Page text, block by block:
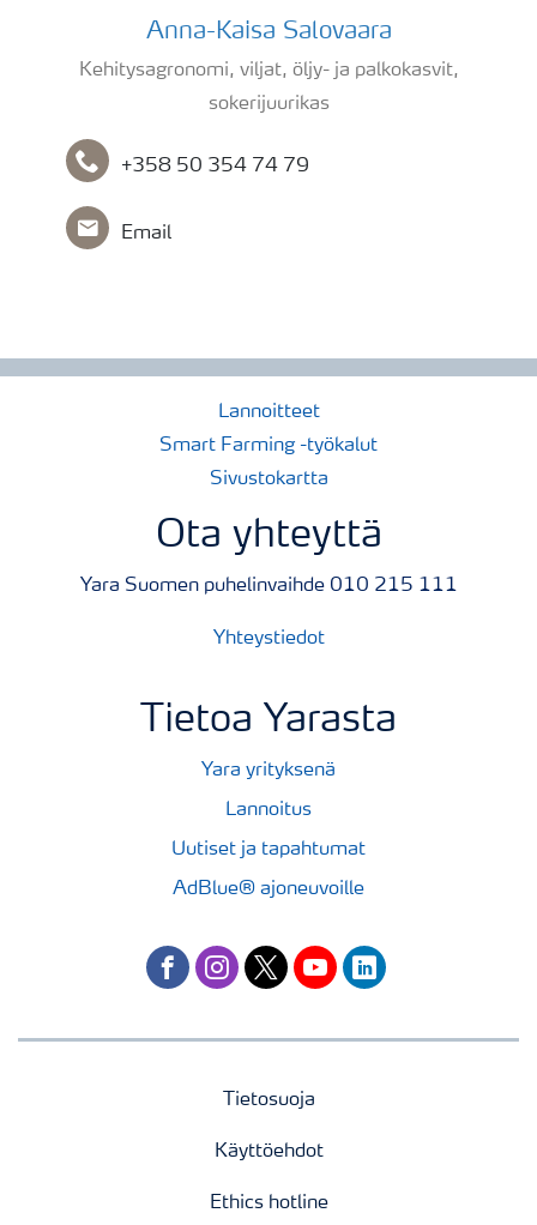
Anna-Kaisa Salovaara
Kehitysagronomi, viljat, öljy- ja palkokasvit,
sokerijuurikas
+358 50 354 74 79
Email
Lannoitteet
Smart Farming -työkalut
Sivustokartta
Ota yhteyttä
Yara Suomen puhelinvaihde 010 215 111
Yhteystiedot
Tietoa Yarasta
Yara yrityksenä
Lannoitus
Uutiset ja tapahtumat
AdBlue® ajoneuvoille
facebookinstagram
twitteryoutubelinkedin
Tietosuoja
Käyttöehdot
Ethics hotline